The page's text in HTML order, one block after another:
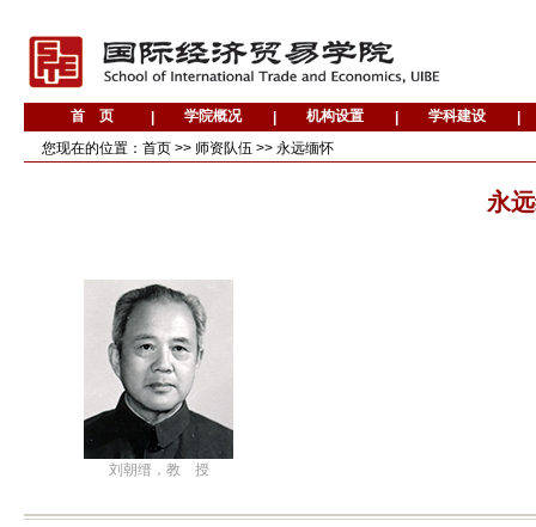
您现在的位置： 首页 >> 师资队伍 >> 永远缅怀
永
刘朝缙，教 授